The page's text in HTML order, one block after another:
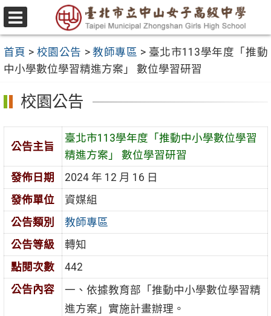
跳
至
要
內
容
區
選
單
首頁 > 校園公告 >教師專區 > 臺北市113學年度「推動
中小學數位學習精進方案」 數位學習研習
校園公告
公告主旨
臺北市113學年度「推動中小學數位學習
精進方案」 數位學習研習
發佈日期
2024 年 12 月 16 日
發佈單位
資媒組
公告類別
教師專區
公告等級
轉知
點閱次數
442
公告內容
一、依據教育部「推動中小學數位學習精
進方案」實施計畫辦理。